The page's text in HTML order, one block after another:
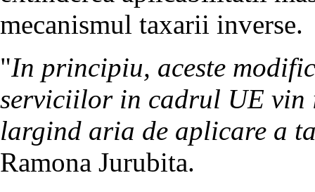
mecanismul taxarii inverse.
"In principiu, aceste
serviciilor in cadrul UE
largind aria de aplicare a
Ramona Jurubita.